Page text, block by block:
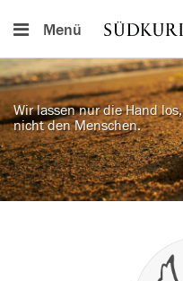
Menü
Wir lassen nur die Hand los,
nicht den Menschen.